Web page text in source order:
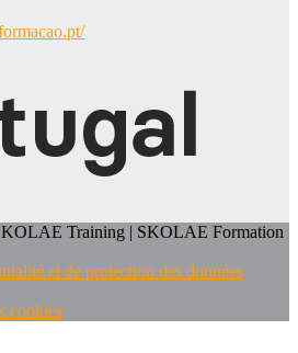
Training | SKOLAE Formation
et de protection des données
cookies